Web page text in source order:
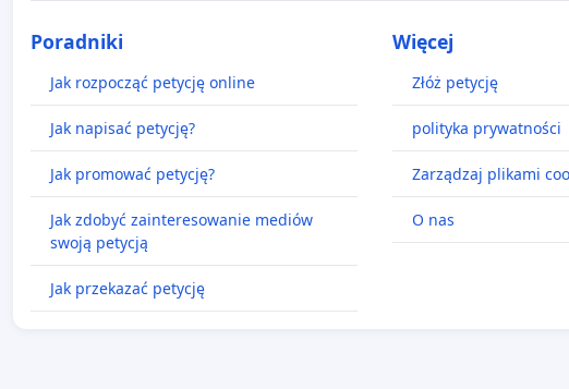
Poradniki
Jak rozpocząć petycję online
Jak napisać petycję?
Jak promować petycję?
Jak zdobyć zainteresowanie mediów
swoją petycją
Jak przekazać petycję
Więcej
Złóż petycję
polityka prywatności
Zarządzaj plikami
O nas